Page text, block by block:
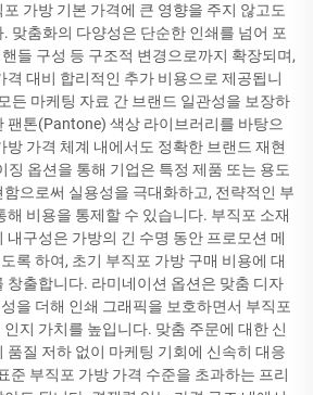
가방 기본 가격에 큰 영향을 주지 않고도
맞춤화의 다양성은 단순한 인쇄를 넘어 포
들 구성 등 구조적 변경으로까지 확장되며,
격 대비 합리적인 추가 비용으로 제공됩니
든 마케팅 자료 간 브랜드 일관성을 보장하
팬톤(Pantone) 색상 라이브러리를 바탕으
방 가격 체계 내에서도 정확한 브랜드 재현
징 옵션을 통해 기업은 특정 제품 또는 용도
으로써 실용성을 극대화하고, 전략적인 부
해 비용을 통제할 수 있습니다. 부직포 소재
내구성은 가방의 긴 수명 동안 프로모션 메
록 하여, 초기 부직포 가방 구매 비용에 대
창출합니다. 라미네이션 옵션은 맞춤 디자
을 더해 인쇄 그래픽을 보호하면서 부직포
지 가치를 높입니다. 맞춤 주문에 대한 신
품질 저하 없이 마케팅 기회에 신속히 대응
준 부직포 가방 가격 수준을 초과하는 프리